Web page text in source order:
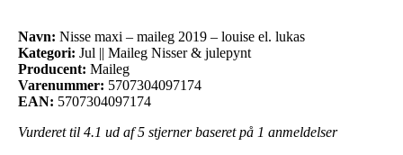
Navn: Nisse maxi – maileg 2019 – louise el. lukas
Kategori: Jul || Maileg Nisser & julepynt
Producent: Maileg
Varenummer: 5707304097174
EAN: 5707304097174
Vurderet til 4.1 ud af 5 stjerner baseret på 1 anmeldelser